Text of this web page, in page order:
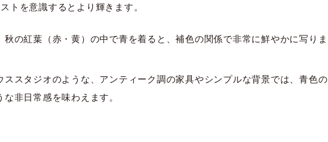
トを意識するとより輝きます。
秋の紅葉（赤・黄）の中で青を着ると、補色の関係で非常に鮮やかに写りま
ススタジオのような、アンティーク調の家具やシンプルな背景では、青色の
非日常感を味わえます。